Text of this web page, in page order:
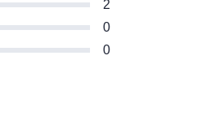
2
0
0